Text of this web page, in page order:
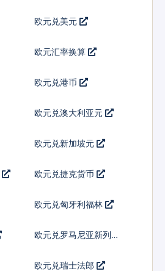
欧元兑美元
欧元汇率换算
欧元兑港币
欧元兑澳大利亚元
欧元兑新加坡元
欧元兑捷克货币
欧元兑匈牙利福林
欧元兑罗马尼亚新列伊
欧元兑瑞士法郎